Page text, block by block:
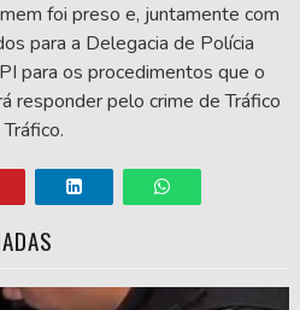
foi preso e, juntamente com
para a Delegacia de Polícia
para os procedimentos que o
responder pelo crime de Tráfico